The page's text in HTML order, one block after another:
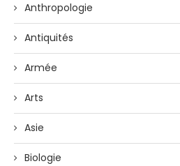
Anthropologie
Antiquités
Armée
Arts
Asie
Biologie